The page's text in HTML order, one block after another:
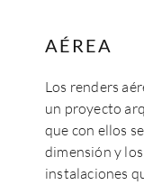
AÉREA
Los renders
un proyecto
que con ellos
dimensión y
instalaciones